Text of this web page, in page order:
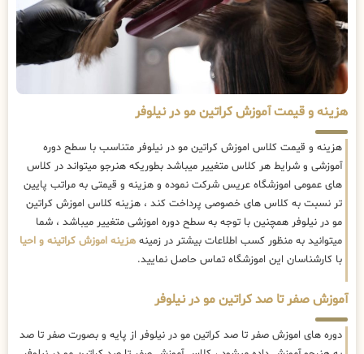
هزینه و قیمت آموزش کراتین مو در نیلوفر
هزینه و قیمت کلاس اموزش کراتین مو در نیلوفر متناسب با سطح دوره
آموزشی و شرایط هر کلاس متغییر میباشد بطوریکه هنرجو میتواند در کلاس
های عمومی اموزشگاه عریس شرکت نموده و هزینه و قیمتی به مراتب پایین
تر نسبت به کلاس های خصوصی پرداخت کند ، هزینه کلاس اموزش کراتین
مو در نیلوفر همچنین با توجه به سطح دوره اموزشی متغییر میباشد ، شما
میتوانید به منظور کسب اطلاعات بیشتر در زمینه هزینه اموزش کراتینه و احیا
با کارشناسان این اموزشگاه تماس حاصل نمایید.
آموزش صفر تا صد کراتین مو در نیلوفر
دوره های اموزش صفر تا صد کراتین مو در نیلوفر از پایه و بصورت صفر تا صد